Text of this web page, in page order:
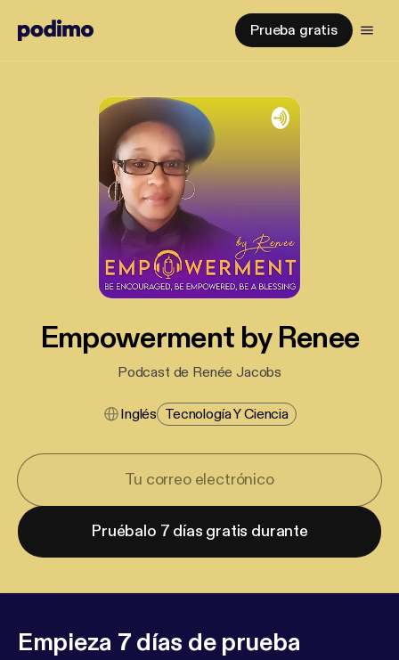
Prueba gratis
Empowerment by Renee
Podcast de Renée Jacobs
Inglés Tecnología Y Ciencia
Pruébalo 7 días gratis durante
Empieza 7 días de prueba